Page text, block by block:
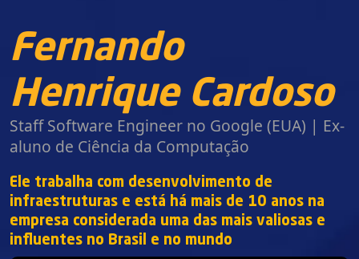
Fernando
Henrique Cardoso
Staff Software Engineer no Google (EUA) | Ex-
aluno de Ciência da Computação
Ele trabalha com desenvolvimento de
infraestruturas e está há mais de 10 anos na
empresa considerada uma das mais valiosas e
influentes no Brasil e no mundo